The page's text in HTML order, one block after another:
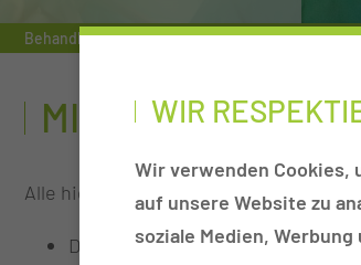
Behandlungsleistung Bauchwand- und
MINIMAL-
Alle hier genannten Verfahren sind
Diagnostische Laparoskopie
WIR
Wir verwenden Cookies,
auf unsere Website zu
soziale Medien,